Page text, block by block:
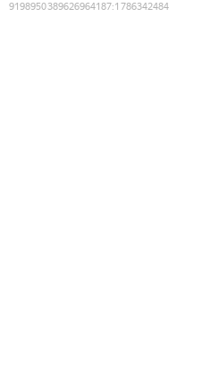
9198950389626964187:1786342484